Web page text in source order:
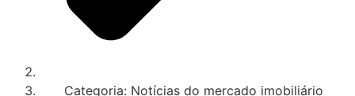
Categoria: Notícias do mercado imobiliário